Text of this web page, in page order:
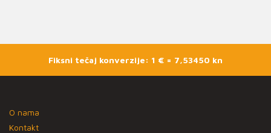
Fiksni tečaj konverzije: 1 € = 7,53450 kn
O nama
Kontakt